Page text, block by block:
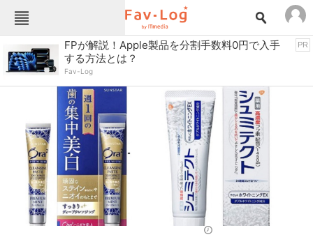
Fav-Logカテゴリー一覧
TOP
インテリア・収納 おもちゃ・ホビー
キッチン家電
キッチン用品 ゲーム
コンテンツ・サービス スイーツ・お菓子
スポーツ・レジャー スマホ・携帯電話
パソコン・タブレット ファッション
FPが解説！Apple製品を分割手数料0円で入手
する方法とは？
Fav-Log
PR